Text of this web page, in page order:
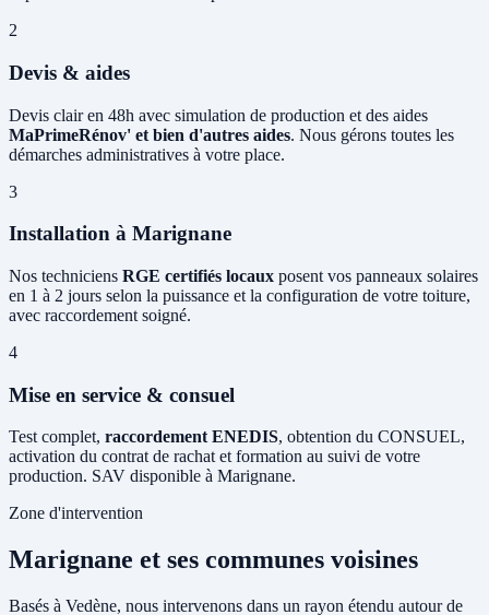
2
Devis & aides
Devis clair en 48h avec simulation de production et des aides
MaPrimeRénov' et bien d'autres aides. Nous gérons toutes les
démarches administratives à votre place.
3
Installation à Marignane
Nos techniciens RGE certifiés locaux posent vos panneaux solaires
en 1 à 2 jours selon la puissance et la configuration de votre toiture,
avec raccordement soigné.
4
Mise en service & consuel
Test complet, raccordement ENEDIS, obtention du CONSUEL,
activation du contrat de rachat et formation au suivi de votre
production. SAV disponible à Marignane.
Zone d'intervention
Marignane et ses communes voisines
Basés à Vedène, nous intervenons dans un rayon étendu autour de